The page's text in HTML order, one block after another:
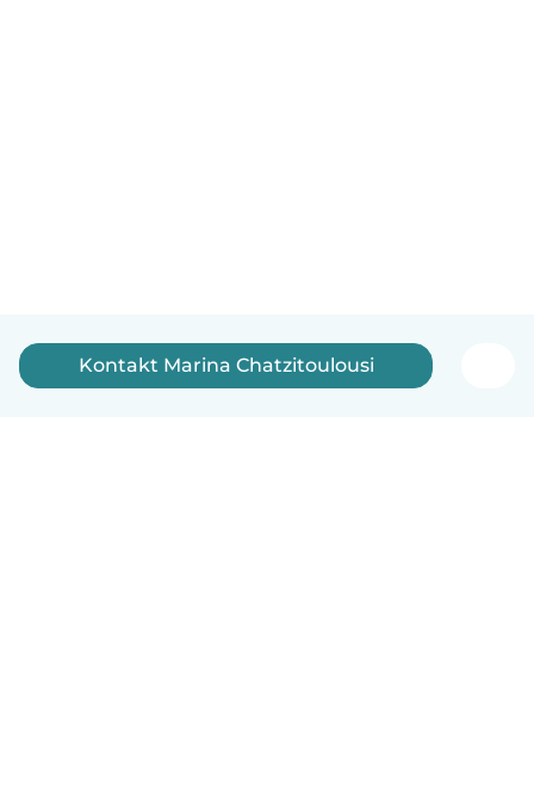
Kontakt Marina Chatzitoulousi